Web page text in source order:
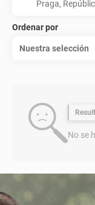
Ordenar por
Nuestra selección
No se